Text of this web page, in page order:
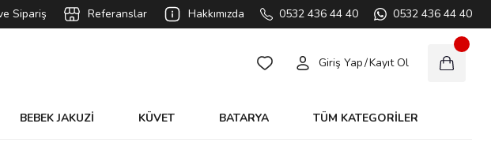
Sipariş Referanslar Hakkımızda 0532 436 44 40 0532 436 44 40
Giriş Yap/Kayıt Ol
BEBEK JAKUZİ KÜVET BATARYA TÜM KATEGORİLER